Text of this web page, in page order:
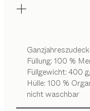
Füllung: 100 %
Füllgewicht: 400
Hülle: 100 %
nicht waschbar